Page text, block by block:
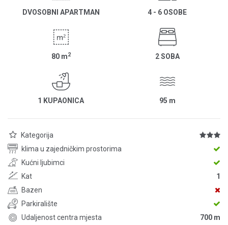
DVOSOBNI APARTMAN 4 - 6 OSOBE
80 m2 2 SOBA
1 KUPAONICA 95 m
Kategorija
klima u zajedničkim prostorima
Kućni ljubimci
Kat
1
Bazen
Parkiralište
Udaljenost centra mjesta
700 m